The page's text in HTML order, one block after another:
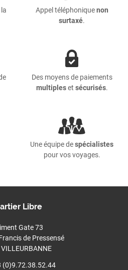
Appel téléphoniquenon
surtaxé.
Des moyens de paiements
multipleset sécurisés.
Une équipe despécialistes
pour vos voyages.
Libre
Gate 73
de Pressensé
(0)9.72.38.52.44